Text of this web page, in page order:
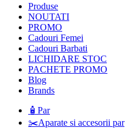
Produse
NOUTATI
PROMO
Cadouri Femei
Cadouri Barbati
LICHIDARE STOC
PACHETE PROMO
Blog
Brands
🧴Par
✂️Aparate si accesorii par